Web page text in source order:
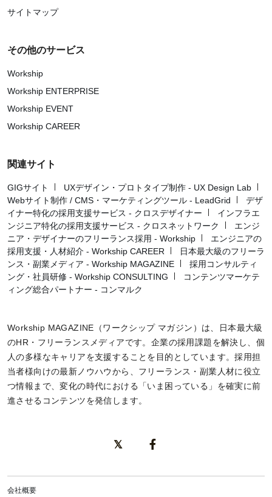
サイトマップ
その他のサービス
Workship
Workship ENTERPRISE
Workship EVENT
Workship CAREER
関連サイト
GIGサイト
UXデザイン・プロトタイプ制作 - UX Design Lab
Webサイト制作 / CMS・マーケティングツール - LeadGrid
デザ
イナー特化の採用支援サービス - クロスデザイナー
インフラエ
ンジニア特化の採用支援サービス - クロスネットワーク
エンジ
ニア・デザイナーのフリーランス採用 - Workship
エンジニアの
採用支援・人材紹介 - Workship CAREER
日本最大級のフリーラ
ンス・副業メディア - Workship MAGAZINE
採用コンサルティ
ング・社員研修 - Workship CONSULTING
コンテンツマーケテ
ィング総合パートナー - コンマルク
Workship MAGAZINE（ワークシップ マガジン）は、日本最大級
のHR・フリーランスメディアです。企業の採用課題を解決し、個
人の多様なキャリアを支援することを目的としています。採用担
当者様向けの最新ノウハウから、フリーランス・副業人材に役立
つ情報まで、変化の時代における「いま困っている」を確実に前
進させるコンテンツを発信します。
会社概要